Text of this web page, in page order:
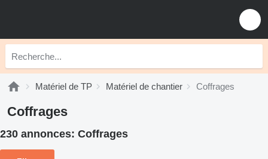
Matériel de TP Matériel de chantier Coffrages
Coffrages
230 annonces: Coffrages